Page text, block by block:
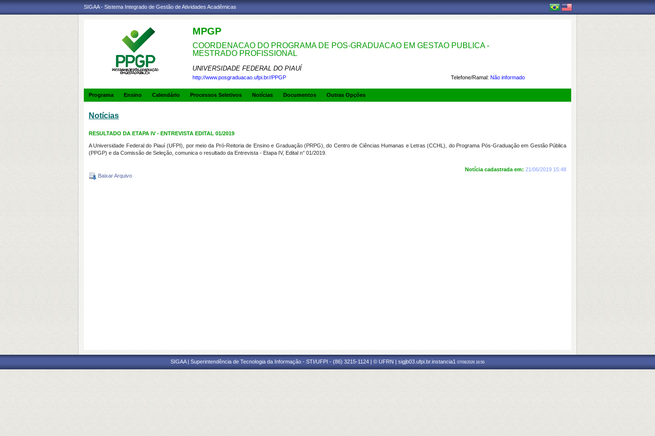
SIGAA - Sistema Integrado de Gestão de Atividades Acadêmicas
MPGP
COORDENACAO DO PROGRAMA DE POS-GRADUACAO EM GESTAO PUBLICA -
MESTRADO PROFISSIONAL
UNIVERSIDADE FEDERAL DO PIAUÍ
Telefone/Ramal: Não informado
http://www.posgraduacao.ufpi.br//PPGP
Programa Ensino Calendário Processos Seletivos Notícias Documentos Outras Opções
Notícias
RESULTADO DA ETAPA IV - ENTREVISTA EDITAL 01/2019
A Universidade Federal do Piauí (UFPI), por meio da Pró-Reitoria de Ensino e Graduação (PRPG), do Centro de Ciências Humanas e Letras (CCHL), do Programa Pós-Graduação em Gestão Pública
(PPGP) e da Comissão de Seleção, comunica o resultado da Entrevista - Etapa IV, Edital n° 01/2019.
Notícia cadastrada em: 21/06/2019 15:48
Baixar Arquivo
SIGAA | Superintendência de Tecnologia da Informação - STI/UFPI - (86) 3215-1124 | © UFRN | sigjb03.ufpi.br.instancia1 07/08/2026 16:56